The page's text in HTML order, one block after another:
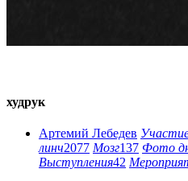
худрук
Артемий Лебедев
линч2077 Мозг137 Фото
Выступления42